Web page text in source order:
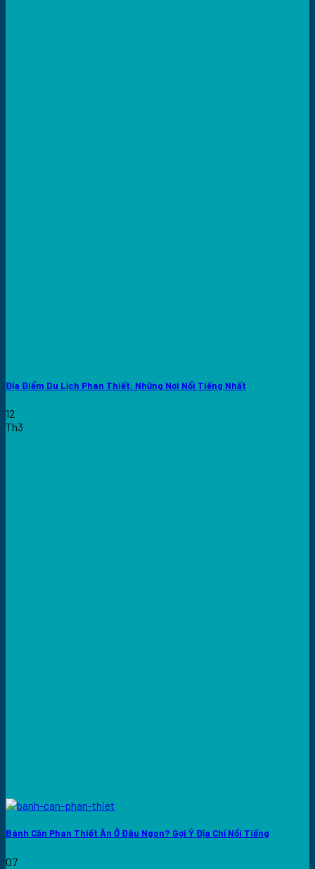
Địa Điểm Du Lịch Phan Thiết: Những Nơi Nổi Tiếng Nhất
12
Th3
Bánh Căn Phan Thiết Ăn Ở Đâu Ngon? Gợi Ý Địa Chỉ Nổi Tiếng
07